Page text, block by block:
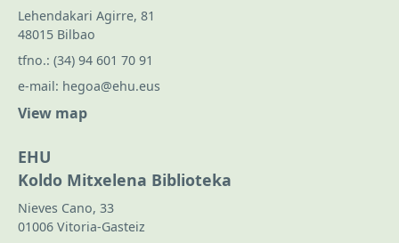
Lehendakari Agirre, 81
48015 Bilbao
tfno.: (34) 94 601 70 91
e-mail: hegoa@ehu.eus
View map
EHU
Koldo Mitxelena Biblioteka
Nieves Cano, 33
01006 Vitoria-Gasteiz